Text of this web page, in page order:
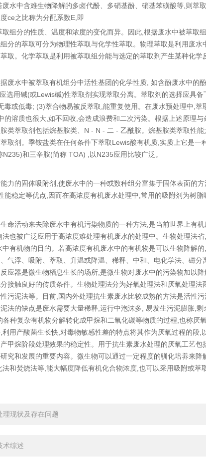
水中含难生物降解的多卤代酚、多硝基酚、硝基苯磺酸等,则
ce之比称为分配系数E,即
组分的性质、温度和浓度的变化而异。因此,根据废水中被萃
分的萃取可分为物理性萃取与化学性萃取。物理萃取是利用废
取。化学萃取是利用被萃取组分能与选定的萃取剂产生某种化
废水中被萃取有机组分中活性基团的化学性质, 如含酚废水中
选用碱(或Lewis碱)性萃取剂实现萃取分离。萃取剂的选择应具
毒或低毒; (3)萃合物易被反萃取,能重复使用。在废水预处理中,
的溶质也很大,如不回收,会造成浪费和二次污染。根据上述原理
类萃取剂包括烷基胺类、N - N - 二 - 乙酰胺。烷基胺类萃取性
取剂。季铵盐类在任何条件下萃取Lewis酸有机质,实质上它是
和三辛胺(简称 TOA) ,以N235应用比较广泛。
力的固体吸附剂,使废水中的一种或数种组分富集于固体表面的
能稳定等优点,因而在高浓度有机废水处理中,常用的吸附剂为树
命活动来去除废水中有机污染物质的一种方法,是当前世界上有
也被广泛应用于高浓度难处理有机废水的处理中。生物处理法
有机物的目的。若高浓度有机废水中的有机物是可以生物降解
气浮、吸附、萃取、升温或降温、稀释、中和、电化学法、磁
应器是微生物栖息生长的场所,是微生物对废水中的污染物加以
接触良好的传质条件。生物处理法分为好氧处理法和厌氧处理
污泥法等。目前,国内外处理抗生素废水比较成熟的方法是活性
法的缺点是废水需要大量稀释,运行中泡沫多, 易发生污泥膨胀,
种复杂有机物分解转化成甲烷和二氧化碳等物质的过程,也称
用产酸菌生长快,对毒物敏感性差的特点将其作为厌氧过程的
甲烷阶段处理效果的稳定性。用于抗生素废水处理的厌氧工艺
究和发展的重要内容。微生物可以通过一定程度的驯化培养来
和焚烧法等,能大幅度降低有机化合物浓度,也可以采用吸附或
理现状及存在问题
术综述